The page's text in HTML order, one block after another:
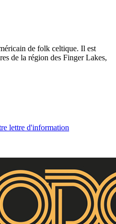
de folk celtique. Il est
de la région des Finger Lakes,
lettre d'information